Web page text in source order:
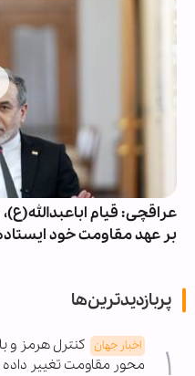
عراقچی: قیام
بر عهد مقاومت خود
پربازدیدترین‌ها
اخبار جهان کنترل هرمز و
محور مقاومت تغییر